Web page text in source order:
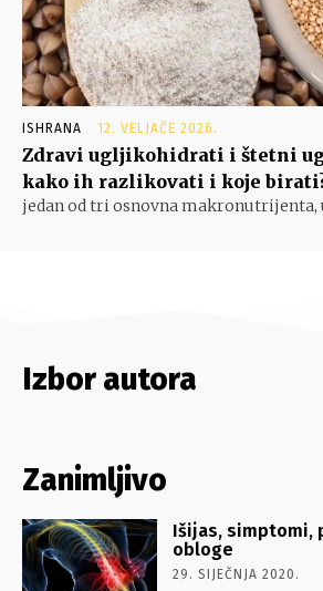
ISHRANA 12. VELJAČE 2026.
Zdravi ugljikohidrati i štetni
kako ih razlikovati i koje
jedan od tri osnovna makronutrijenta,
Izbor autora
Zanimljivo
Išijas, simptomi,
obloge
29. SIJEČNJA 2020.